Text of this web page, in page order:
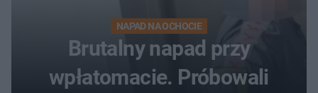
NAPAD NA OCHOCIE
Brutalny napad przy
wpłatomacie. Próbowali